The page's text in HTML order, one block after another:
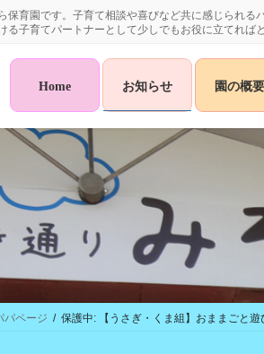
保育園です。子育て相談や喜びなど共に感じられ
る子育てパートナーとして少しでもお役に立てれば
Home お知らせ 園の概要
パページ 保護中: 【うさぎ・くま組】おままごと遊